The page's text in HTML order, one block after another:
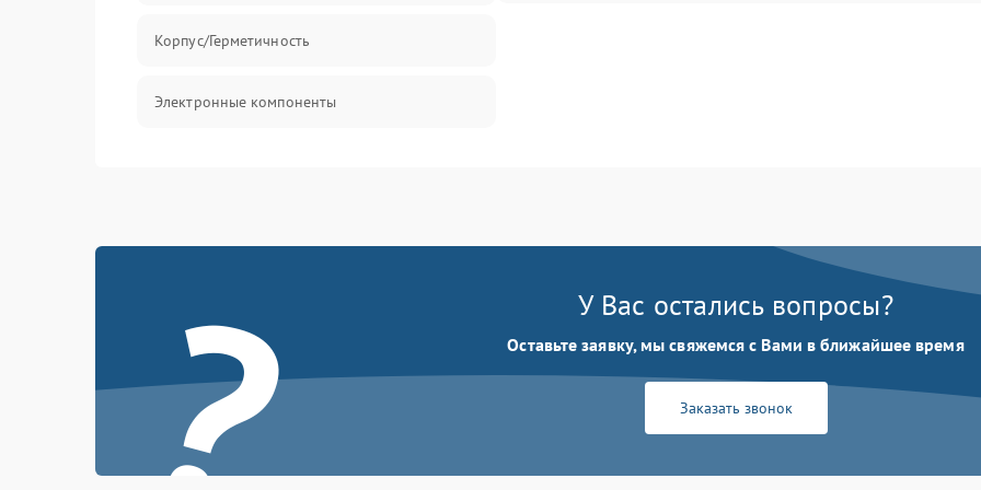
Корпус/Герметичность
Электронные компоненты
? У Вас остались вопросы?
Оставьте заявку, мы свяжемся с Вами в ближайшее время
Заказать звонок